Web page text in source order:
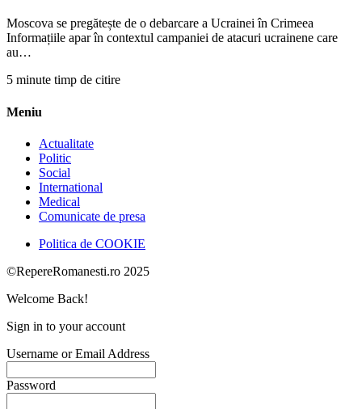
Moscova se pregătește de o debarcare a Ucrainei în Crimeea
Informațiile apar în contextul campaniei de atacuri ucrainene care
au…
5 minute timp de citire
Meniu
Actualitate
Politic
Social
International
Medical
Comunicate de presa
Politica de COOKIE
©RepereRomanesti.ro 2025
Welcome Back!
Sign in to your account
Username or Email Address
Password